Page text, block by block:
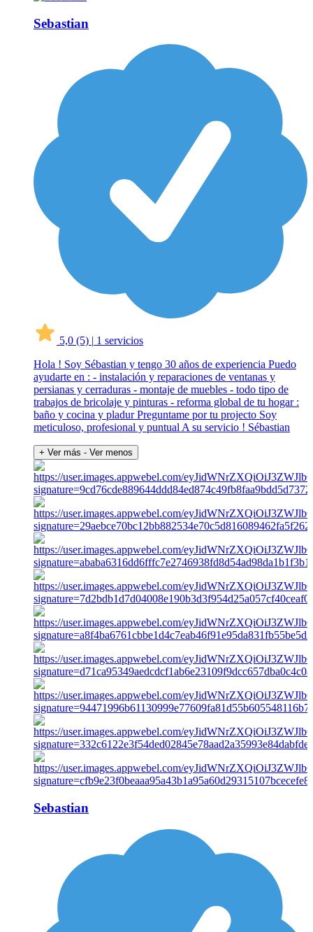
Sebastian
5,0 (5) | 1 servicios
Hola ! Soy Sébastian y tengo 30 años de experiencia Puedo
ayudarte en : - instalación y reparaciones de ventanas y
persianas y cerraduras - montaje de muebles - todo tipo de
trabajos de bricolaje y pinturas - reforma global de tu hogar :
baño y cocina y pladur Preguntame por tu projecto Soy
meticuloso, profesional y puntual A su servicio ! Sébastian
+ Ver más - Ver menos
Sebastian